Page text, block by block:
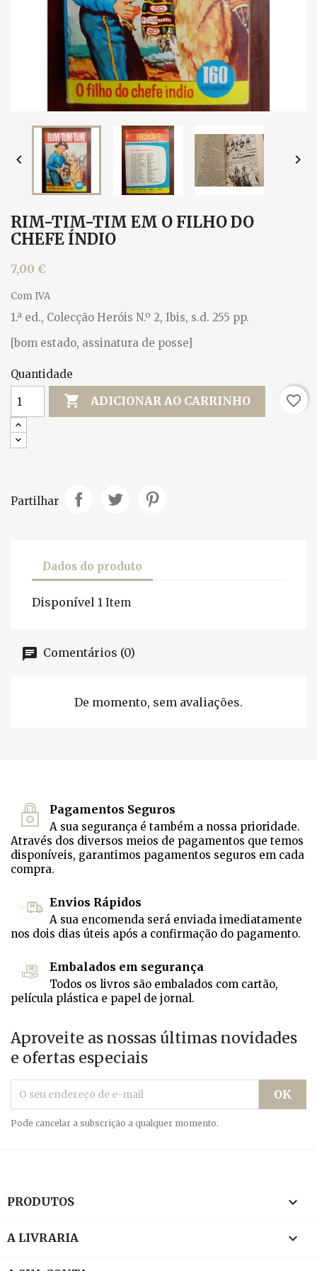
 
RIM-TIM-TIM EM O FILHO DO
CHEFE ÍNDIO
7,00 €
Com IVA
1.ª ed., Colecção Heróis N.º 2, Ibis, s.d. 255 pp.
[bom estado, assinatura de posse]
Quantidade
 ADICIONAR AO CARRINHO favorite_border
Partilhar
Dados do produto
Disponível 1 Item
Comentários (0)
De momento, sem avaliações.
Pagamentos Seguros
A sua segurança é também a nossa prioridade.
Através dos diversos meios de pagamentos que temos
disponíveis, garantimos pagamentos seguros em cada
compra.
Envios Rápidos
A sua encomenda será enviada imediatamente
nos dois dias úteis após a confirmação do pagamento.
Embalados em segurança
Todos os livros são embalados com cartão,
película plástica e papel de jornal.
Aproveite as nossas últimas novidades
e ofertas especiais
Pode cancelar a subscrição a qualquer momento.
PRODUTOS 
A LIVRARIA 